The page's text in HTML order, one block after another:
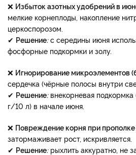
❌ Избыток азотных удобрений в
мелкие корнеплоды, накопление
церкоспорозом.
✔ Решение:с середины июня
фосфорные подкормки и золу.
❌ Игнорирование микроэлементов
сердечка (чёрные полосы внутри
✔ Решение:внекорневая подкормка
г/10 л) в начале июня.
❌ Повреждение корня при
затормаживает рост, искривляется.
✔ Решение:рыхлить аккуратно, не